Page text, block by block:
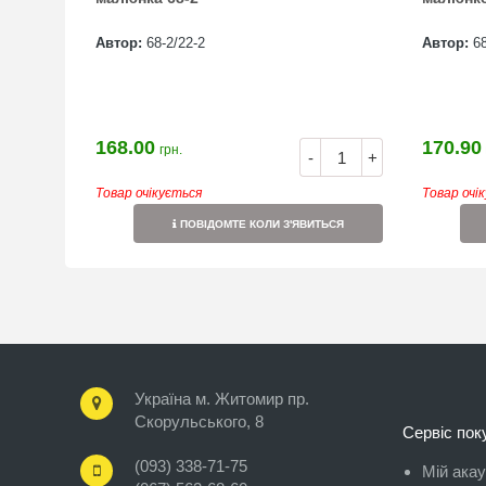
Автор: 68-2/22-2
- +
168.00 грн.
Товар очікується
ПОВІДОМТЕ КОЛИ З'ЯВИТЬСЯ
Автор:
170.90
Товар
Україна м. Житомир пр.
Скорульського, 8
(093) 338-71-75
Сервіс
Мій